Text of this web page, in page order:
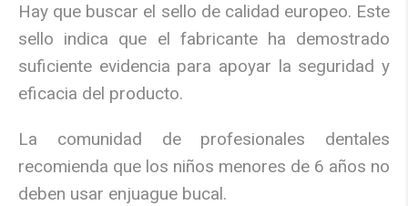
Hay que buscar el sello de calidad europeo. Este
sello indica que el fabricante ha demostrado
suficiente evidencia para apoyar la seguridad y
eficacia del producto.
La comunidad de profesionales dentales
recomienda que los niños menores de 6 años no
deben usar enjuague bucal.